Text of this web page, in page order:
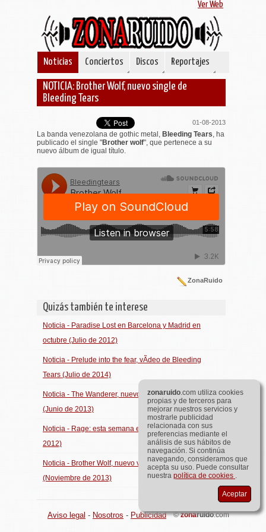
Ver Web
Noticias Conciertos Discos Reportajes
NOTICIA: Brother Wolf, nuevo single de
Bleeding Tears
01-08-2013
La banda venezolana de gothic metal, Bleeding Tears , ha
publicado el single "Brother wolf", que pertenece a su
nuevo álbum de igual título.
ZonaRuido
Quizás también te interese
Noticia - Paradise Lost en Barcelona y Madrid en
octubre (Julio de 2012)
Noticia - Prelude into the fear, vÃ­deo de Bleeding
Tears (Julio de 2014)
Noticia - The Wanderer, nuevo vÃ­deo de Amorphis
(Junio de 2013)
Noticia - Rage: esta semana en EspaÃ±a (Abril de
2012)
Noticia - Brother Wolf, nuevo vÃ­deo de Bleeding Tears
(Noviembre de 2013)
Aviso legal - Nosotros - Publicidad ©zonaruido.com
zonaruido.com utiliza cookies
propias y de terceros para
mejorar nuestros servicios y
mostrarle publicidad
relacionada con sus
preferencias mediante el
análisis de sus hábitos de
navegación. Si continúa
navegando, consideramos que
acepta su uso. Puede consultar
nuestra política de cookies .
Aceptar